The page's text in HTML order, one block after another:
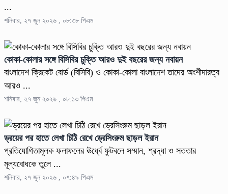
...
শনিবার, ২৭ জুন ২০২৬ , ০৮:৩৮ পিএম
কোকা-কোলার সঙ্গে বিসিবির চুক্তি আরও দুই বছরের জন্য নবায়ন
বাংলাদেশ ক্রিকেট বোর্ড (বিসিবি) ও কোকা-কোলা বাংলাদেশ তাদের অংশীদারত্ব
আরও ...
শনিবার, ২৭ জুন ২০২৬ , ০৮:১৩ পিএম
ড্রয়ের পর হাতে লেখা চিঠি রেখে ড্রেসিংরুম ছাড়ল ইরান
প্রতিযোগিতামূলক ফলাফলের ঊর্ধ্বে ফুটবলে সম্মান, শ্রদ্ধা ও সততার
মূল্যবোধকে তুলে ...
শনিবার, ২৭ জুন ২০২৬ , ০৭:৪৯ পিএম